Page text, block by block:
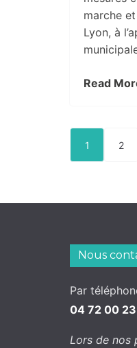
marche
Lyon, à
Read
Pagination
des
publications
1 2
Nous
Par
04 72 00
Lors de nos